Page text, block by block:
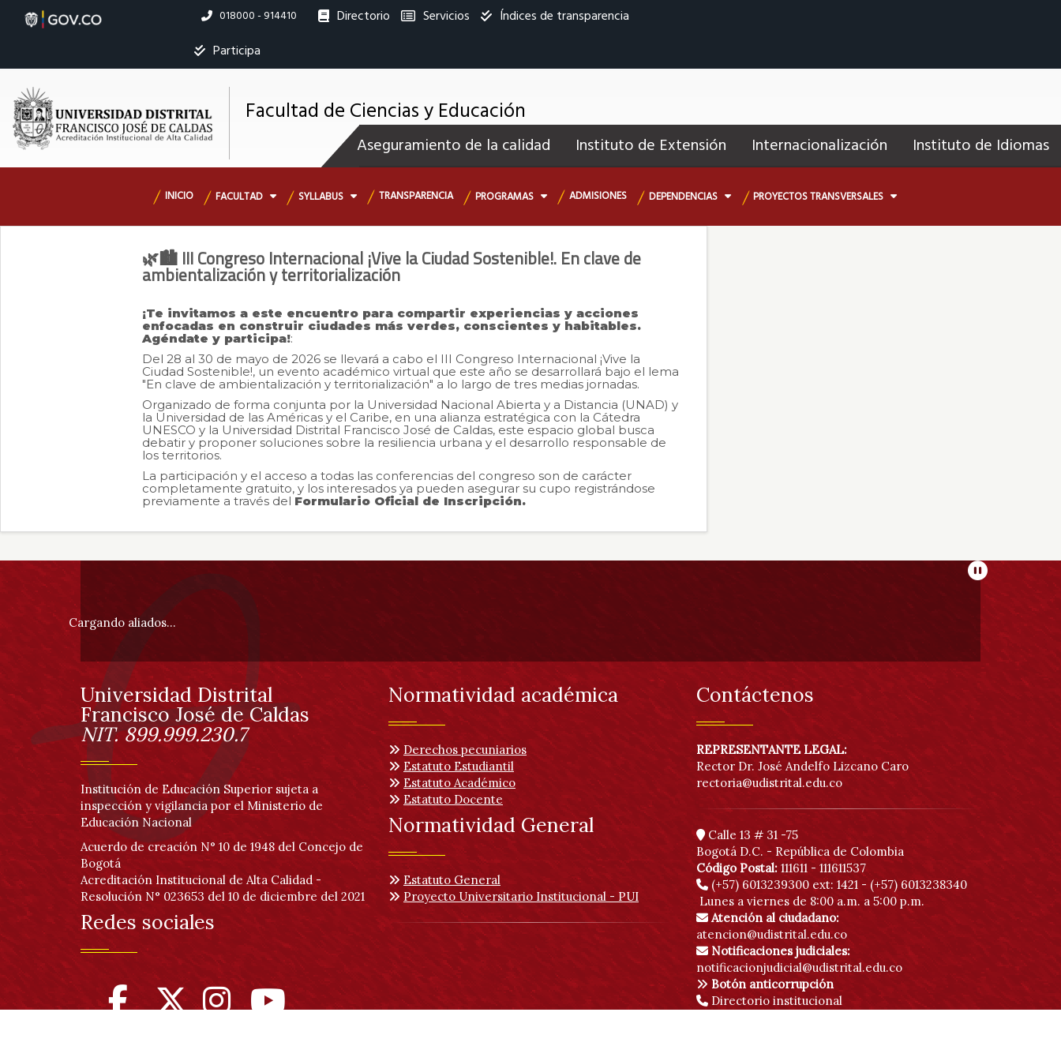
Linea
018000 - 914410 Directorio Servicios
Índices de transparencia
Participa
Facultad de Ciencias y Educación
Menú
secundario
Aseguramiento de la calidad Instituto de Extensión Internacionalización Instituto de Idiomas
Navegación
principal
INICIO FACULTAD SYLLABUS TRANSPARENCIA PROGRAMAS ADMISIONES DEPENDENCIAS PROYECTOS TRANSVERSALES
Mostrar
registros
🌿🏙️ III Congreso Internacional ¡Vive la Ciudad Sostenible!. En clave de
ambientalización y territorialización
¡Te invitamos a este encuentro para compartir experiencias y acciones
enfocadas en construir ciudades más verdes, conscientes y habitables.
Agéndate y participa!:
Del 28 al 30 de mayo de 2026 se llevará a cabo el III Congreso Internacional ¡Vive la
Ciudad Sostenible!, un evento académico virtual que este año se desarrollará bajo el lema
"En clave de ambientalización y territorialización" a lo largo de tres medias jornadas.
Organizado de forma conjunta por la Universidad Nacional Abierta y a Distancia (UNAD) y
la Universidad de las Américas y el Caribe, en una alianza estratégica con la Cátedra
UNESCO y la Universidad Distrital Francisco José de Caldas, este espacio global busca
debatir y proponer soluciones sobre la resiliencia urbana y el desarrollo responsable de
los territorios.
La participación y el acceso a todas las conferencias del congreso son de carácter
completamente gratuito, y los interesados ya pueden asegurar su cupo registrándose
previamente a través del Formulario Oficial de Inscripción.
Información
pie
de
página
Cargando aliados...
Información
Universidad Distrital
Francisco José de Caldas
NIT. 899.999.230.7
Institución de Educación Superior sujeta a
inspección y vigilancia por el Ministerio de
Educación Nacional
Acuerdo de creación N° 10 de 1948 del Concejo de
Bogotá
Acreditación Institucional de Alta Calidad -
Resolución N° 023653 del 10 de diciembre del 2021
Redes sociales
Normatividad académica
Derechos pecuniarios
Estatuto Estudiantil
Estatuto Académico
Estatuto Docente
Normatividad General
Estatuto General
Proyecto Universitario Institucional - PUI
Contáctenos
REPRESENTANTE LEGAL:
Rector Dr. José Andelfo Lizcano Caro
rectoria@udistrital.edu.co
Calle 13 # 31 -75
Bogotá D.C. - República de Colombia
Código Postal: 111611 - 111611537
(+57) 6013239300 ext: 1421 - (+57) 6013238340
Lunes a viernes de 8:00 a.m. a 5:00 p.m.
Atención al ciudadano:
atencion@udistrital.edu.co
Notificaciones judiciales:
notificacionjudicial@udistrital.edu.co
Botón anticorrupción
Directorio institucional